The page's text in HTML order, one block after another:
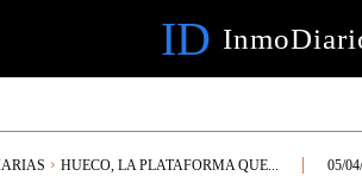
ID
HUECO, LA PLATAFORMA QUE... 05/